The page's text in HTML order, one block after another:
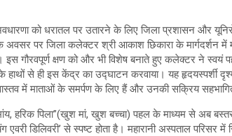
अवधारणा को धरातल पर उतारने के लिए जिला प्रशासन
पर जिला कलेक्टर श्री आकाश छिकारा के मार्गदर्शन में
इस गौरवपूर्ण क्षण को और भी विशेष बनाते हुए कलेक्टर ने
से ही इस केंद्र का उद्घाटन करवाया। यह हृदयस्पर्शी
में माताओं के समर्पण के लिए हैं और उनकी सक्रिय
हरिक पिला”(खुश मां, खुश बच्चा) पहल के माध्यम से अब
एवरी डिलिवरी’ से स्पष्ट होता है। महारानी अस्पताल